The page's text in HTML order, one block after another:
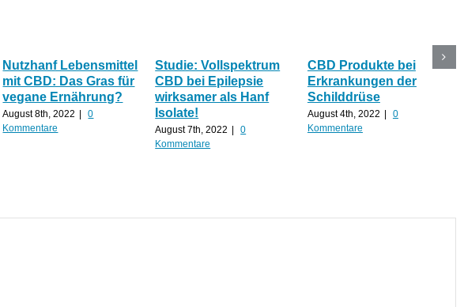
Nutzhanf Lebensmittel
mit CBD: Das Gras für
vegane Ernährung?
August 8th, 2022
0
Kommentare
Studie: Vollspektrum
CBD bei Epilepsie
wirksamer als Hanf
Isolate!
August 7th, 2022
0
Kommentare
CBD Produkte bei
Erkrankungen der
Schilddrüse
August 4th, 2022
0
Kommentare